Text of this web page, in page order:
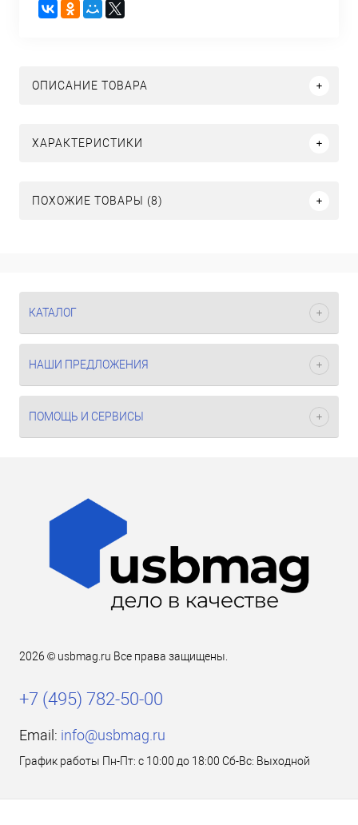
ОПИСАНИЕ ТОВАРА
ХАРАКТЕРИСТИКИ
ПОХОЖИЕ ТОВАРЫ (8)
КАТАЛОГ
НАШИ ПРЕДЛОЖЕНИЯ
ПОМОЩЬ И СЕРВИСЫ
2026 © usbmag.ru Все права защищены.
+7 (495) 782-50-00
Email: info@usbmag.ru
График работы Пн-Пт: с 10:00 до 18:00 Сб-Вс: Выходной